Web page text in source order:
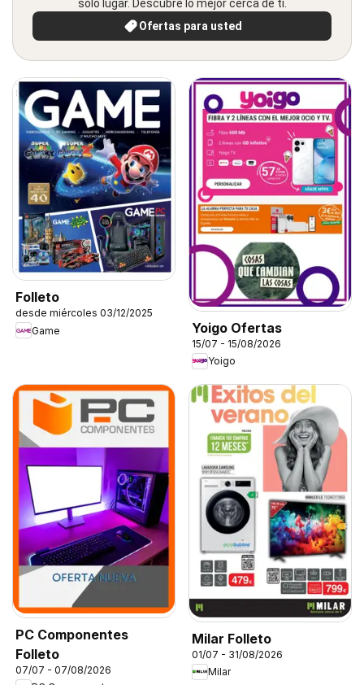
solo lugar. Descubre lo mejor cerca de ti.
Ofertas para usted
Folleto
desde miércoles 03/12/2025
Game
Yoigo Ofertas
15/07 - 15/08/2026
Yoigo
PC Componentes
Folleto
07/07 - 07/08/2026
Milar Folleto
01/07 - 31/08/2026
Milar